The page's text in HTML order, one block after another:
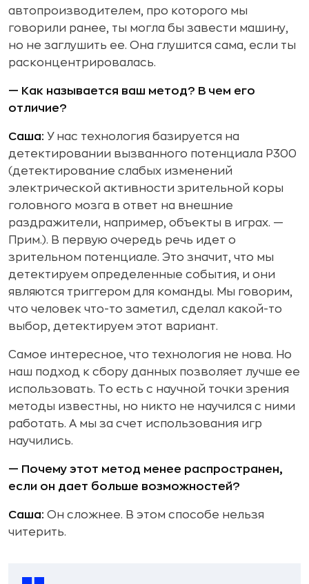
автопроизводителем, про которого мы
говорили ранее, ты могла бы завести машину,
но не заглушить ее. Она глушится сама, если ты
расконцентрировалась.
— Как называется ваш метод? В чем его
отличие?
Саша: У нас технология базируется на
детектировании вызванного потенциала P300
(детектирование слабых изменений
электрической активности зрительной коры
головного мозга в ответ на внешние
раздражители, например, объекты в играх. —
Прим.). В первую очередь речь идет о
зрительном потенциале. Это значит, что мы
детектируем определенные события, и они
являются триггером для команды. Мы говорим,
что человек что-то заметил, сделал какой-то
выбор, детектируем этот вариант.
Самое интересное, что технология не нова. Но
наш подход к сбору данных позволяет лучше ее
использовать. То есть с научной точки зрения
методы известны, но никто не научился с ними
работать. А мы за счет использования игр
научились.
— Почему этот метод менее распространен,
если он дает больше возможностей?
Саша: Он сложнее. В этом способе нельзя
читерить.